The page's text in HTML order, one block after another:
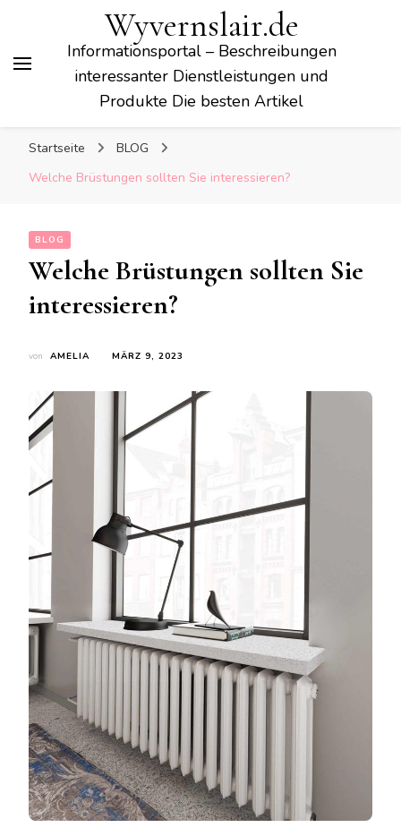
Wyvernslair.de
Informationsportal – Beschreibungen
interessanter Dienstleistungen und
Produkte Die besten Artikel
Startseite
BLOG
Welche Brüstungen sollten Sie interessieren?
BLOG
Welche Brüstungen sollten Sie
interessieren?
von AMELIA MÄRZ 9, 2023